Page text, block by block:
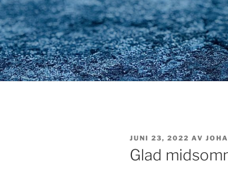
PUBLICERAT
JUNI 23, 2022 AV
Glad